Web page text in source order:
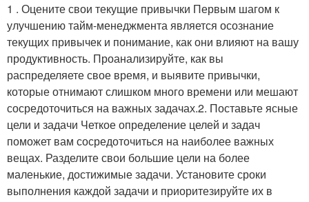
1 . Оцените свои текущие привычки Первым шагом к
улучшению тайм-менеджмента является осознание
текущих привычек и понимание, как они влияют на вашу
продуктивность. Проанализируйте, как вы
распределяете свое время, и выявите привычки,
которые отнимают слишком много времени или мешают
сосредоточиться на важных задачах.2. Поставьте ясные
цели и задачи Четкое определение целей и задач
поможет вам сосредоточиться на наиболее важных
вещах. Разделите свои большие цели на более
маленькие, достижимые задачи. Установите сроки
выполнения каждой задачи и приоритезируйте их в